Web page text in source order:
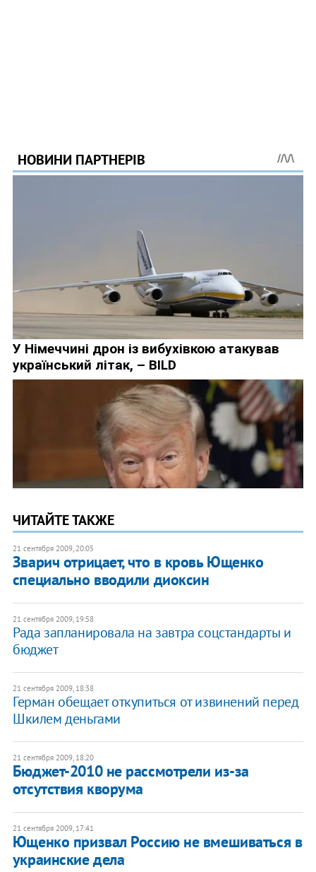
ЧИТАЙТЕ ТАКЖЕ
21 сентября 2009, 20:05
Зварич отрицает, что в кровь Ющенко
специально вводили диоксин
21 сентября 2009, 19:58
Рада запланировала на завтра соцстандарты и
бюджет
21 сентября 2009, 18:38
Герман обещает откупиться от извинений перед
Шкилем деньгами
21 сентября 2009, 18:20
Бюджет-2010 не рассмотрели из-за
отсутствия кворума
21 сентября 2009, 17:41
Ющенко призвал Россию не вмешиваться в
украинские дела